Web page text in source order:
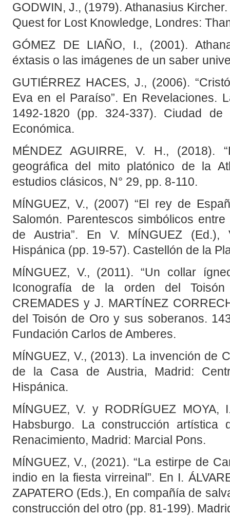
GODWIN, J., (1979). Athanasius
Quest for Lost Knowledge, Londres:
GÓMEZ DE LIAÑO, I., (2001).
éxtasis o las imágenes de un saber
GUTIÉRREZ HACES, J., (2006).
Eva en el Paraíso”. En Revelaciones.
1492-1820 (pp. 324-337). Ciudad
Económica.
MÉNDEZ AGUIRRE, V. H., (2018).
geográfica del mito platónico de la
estudios clásicos, N° 29, pp. 8-110.
MÍNGUEZ, V., (2007) “El rey de
Salomón. Parentescos simbólicos
de Austria”. En V. MÍNGUEZ
Hispánica (pp. 19-57). Castellón de la
MÍNGUEZ, V., (2011). “Un collar
Iconografía de la orden del
CREMADES y J. MARTÍNEZ
del Toisón de Oro y sus soberanos.
Fundación Carlos de Amberes.
MÍNGUEZ, V., (2013). La invención de
de la Casa de Austria, Madrid:
Hispánica.
MÍNGUEZ, V. y RODRÍGUEZ
Habsburgo. La construcción
Renacimiento, Madrid: Marcial Pons.
MÍNGUEZ, V., (2021). “La estirpe de
indio en la fiesta virreinal”. En I.
ZAPATERO (Eds.), En compañía de
construcción del otro (pp. 81-199).